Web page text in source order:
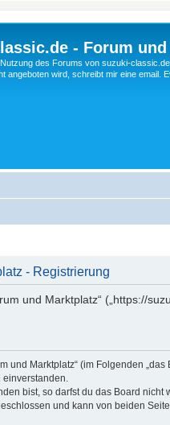
- Forum
des Forums von suzuki-
angeboten wird, schreibt mir eine email.
- Registrierung
und Marktplatz“ („https://
und Marktplatz“ (im Folgenden
einverstanden.
bist, so darfst du das Board
und kann von beiden